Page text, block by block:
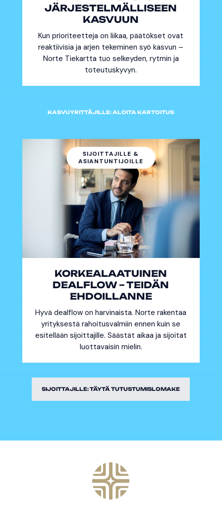
JÄRJESTELMÄLLISEEN
KASVUUN
Kun prioriteetteja on liikaa, päätökset ovat
reaktiivisia ja arjen tekeminen syö kasvun –
Norte Tiekartta tuo selkeyden, rytmin ja
toteutuskyvyn.
KASVUYRITTÄJILLE: ALOITA KARTOITUS
SIJOITTAJILLE &
ASIANTUNTIJOILLE
KORKEALAATUINEN
DEALFLOW – TEIDÄN
EHDOILLANNE
Hyvä dealflow on harvinaista. Norte rakentaa
yrityksestä rahoitusvalmiin ennen kuin se
esitellään sijoittajille. Säästät aikaa ja sijoitat
luottavaisin mielin.
SIJOITTAJILLE: TÄYTÄ TUTUSTUMISLOMAKE